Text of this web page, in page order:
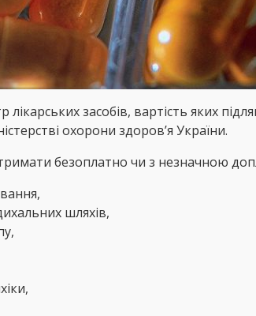
засобів, вартість яких
охорони здоров’я України.
безоплатно чи з незначною
шляхів,